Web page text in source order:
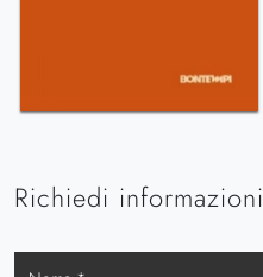
Richiedi informazioni